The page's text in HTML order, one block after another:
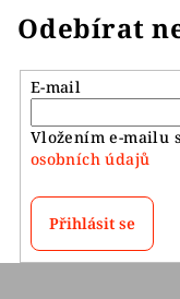
Odebírat
E-mail
Vložením e-mailu
osobních údajů
Přihlásit se